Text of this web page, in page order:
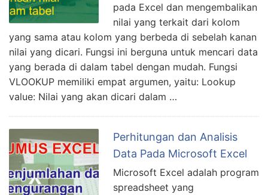
pada Excel dan mengembalikan
nilai yang terkait dari kolom
yang sama atau kolom yang berbeda di sebelah kanan
nilai yang dicari. Fungsi ini berguna untuk mencari data
yang berada di dalam tabel dengan mudah. Fungsi
VLOOKUP memiliki empat argumen, yaitu: Lookup
value: Nilai yang akan dicari dalam …
Perhitungan dan Analisis
Data Pada Microsoft Excel
Microsoft Excel adalah program
spreadsheet yang